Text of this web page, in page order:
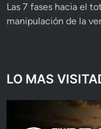
Las 7 fases hacia el
manipulación de la
LO MAS